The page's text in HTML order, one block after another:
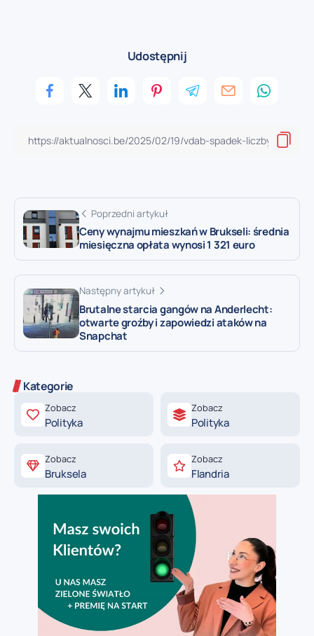
Udostępnij
Poprzedni artykuł
Ceny wynajmu mieszkań w Brukseli: średnia
miesięczna opłata wynosi 1 321 euro
Następny artykuł
Brutalne starcia gangów na Anderlecht:
otwarte groźby i zapowiedzi ataków na
Snapchat
Kategorie
Zobacz
Polityka
Zobacz
Polityka
Zobacz
Bruksela
Zobacz
Flandria